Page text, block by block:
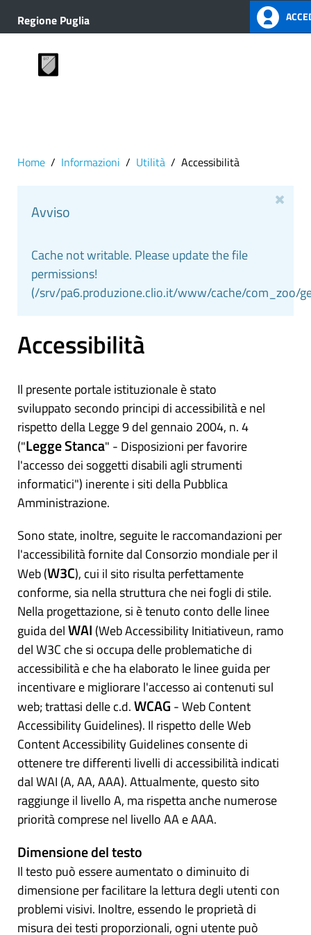
Regione Puglia
Home Informazioni Utilità Accessibilità
Avviso
Cache not writable. Please update the file
permissions!
(/srv/pa6.produzione.clio.it/www/cache/com_zoo/
Accessibilità
Il presente portale istituzionale è stato
sviluppato secondo principi di accessibilità e nel
rispetto della Legge 9 del gennaio 2004, n. 4
("Legge Stanca" - Disposizioni per favorire
l'accesso dei soggetti disabili agli strumenti
informatici") inerente i siti della Pubblica
Amministrazione.
Sono state, inoltre, seguite le raccomandazioni per
l'accessibilità fornite dal Consorzio mondiale per il
Web (W3C), cui il sito risulta perfettamente
conforme, sia nella struttura che nei fogli di stile.
Nella progettazione, si è tenuto conto delle linee
guida delWAI (Web Accessibility Initiativeun, ramo
del W3C che si occupa delle problematiche di
accessibilità e che ha elaborato le linee guida per
incentivare e migliorare l'accesso ai contenuti sul
web; trattasi delle c.d.WCAG - Web Content
Accessibility Guidelines). Il rispetto delle Web
Content Accessibility Guidelines consente di
ottenere tre differenti livelli di accessibilità indicati
dal WAI (A, AA, AAA). Attualmente, questo sito
raggiunge il livello A, ma rispetta anche numerose
priorità comprese nel livello AA e AAA.
Dimensione del testo
Il testo può essere aumentato o diminuito di
dimensione per facilitare la lettura degli utenti con
problemi visivi. Inoltre, essendo le proprietà di
misura dei testi proporzionali, ogni utente può